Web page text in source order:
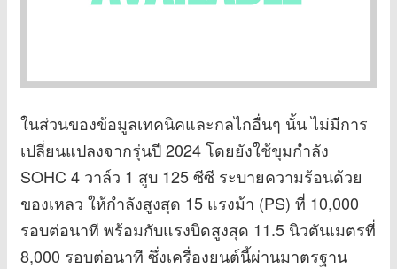
ในส่วนของข้อมูลเทคนิคและกลไกอื่นๆ นั้น ไม่มีการ
เปลี่ยนแปลงจากรุ่นปี 2024 โดยยังใช้ขุมกำลัง
SOHC 4 วาล์ว 1 สูบ 125 ซีซี ระบายความร้อนด้วย
ของเหลว ให้กำลังสูงสุด 15 แรงม้า (PS) ที่ 10,000
รอบต่อนาที พร้อมกับแรงบิดสูงสุด 11.5 นิวตันเมตรที่
8,000 รอบต่อนาที ซึ่งเครื่องยนต์นี้ผ่านมาตรฐาน